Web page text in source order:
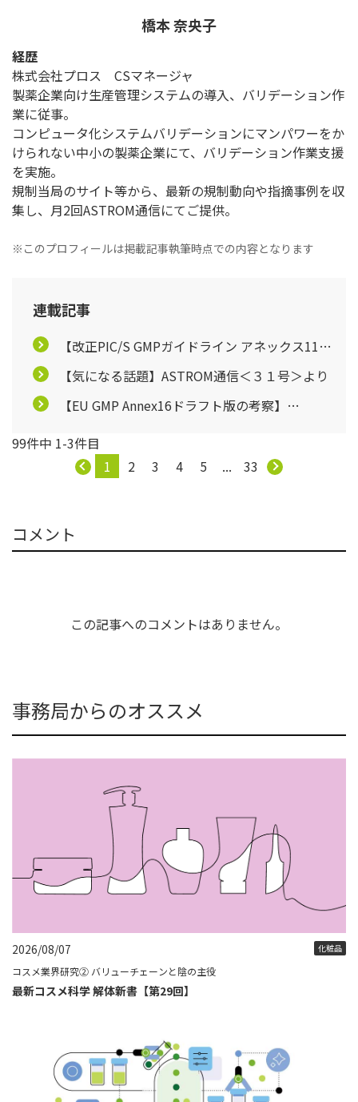
橋本 奈央子
経歴
株式会社プロス CSマネージャ
製薬企業向け生産管理システムの導入、バリデーション作
業に従事。
コンピュータ化システムバリデーションにマンパワーをか
けられない中小の製薬企業にて、バリデーション作業支援
を実施。
規制当局のサイト等から、最新の規制動向や指摘事例を収
集し、月2回ASTROM通信にてご提供。
※このプロフィールは掲載記事執筆時点での内容となります
連載記事
【改正PIC/S GMPガイドライン アネックス11】
ASTROM通信＜２７号＞より
【気になる話題】ASTROM通信＜３１号＞より
【EU GMP Annex16ドラフト版の考察】
99件中 1-3件目
1
2 3 4 5 ... 33
コメント
この記事へのコメントはありません。
事務局からのオススメ
2026/08/07 化粧品
コスメ業界研究② バリューチェーンと陰の主役
最新コスメ科学 解体新書【第29回】